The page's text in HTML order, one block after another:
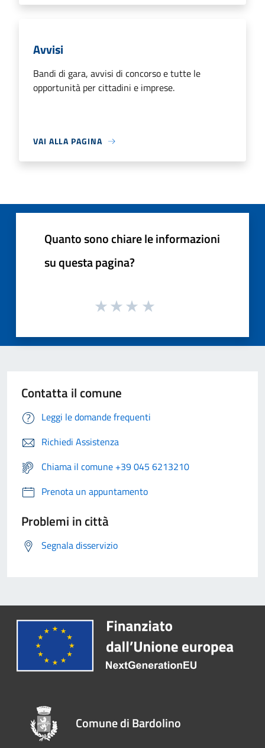
Avvisi
Bandi di gara, avvisi di concorso e tutte le
opportunità per cittadini e imprese.
VAI ALLA PAGINA
Quanto sono chiare le informazioni
su questa pagina?
Contatta il comune
Leggi le domande frequenti
Richiedi Assistenza
Chiama il comune +39 045 6213210
Prenota un appuntamento
Problemi in città
Segnala disservizio
Comune di Bardolino